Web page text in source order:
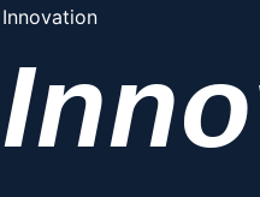
Innovation